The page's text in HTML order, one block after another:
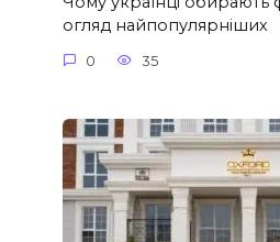
огляд найпопулярніших
0 35